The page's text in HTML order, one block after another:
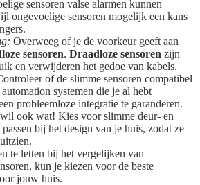
sensoren valse alarmen kunnen
ongevoelige sensoren mogelijk een kans
Overweeg of je de voorkeur geeft aan
sensoren. Draadloze sensoren zijn
en verwijderen het gedoe van kabels.
of de slimme sensoren compatibel
systemen die je al hebt
probleemloze integratie te garanderen.
ook wat! Kies voor slimme deur- en
passen bij het design van je huis, zodat ze
te letten bij het vergelijken van
kun je kiezen voor de beste
jouw huis.